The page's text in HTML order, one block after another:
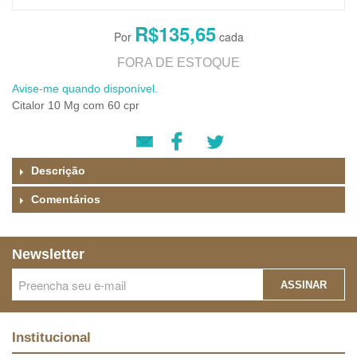
R$135,65
FORA DE ESTOQUE
Avise-me quando disponível.
Citalor 10 Mg com 60 cpr
Descrição
Comentários
Newsletter
ASSINAR
Institucional